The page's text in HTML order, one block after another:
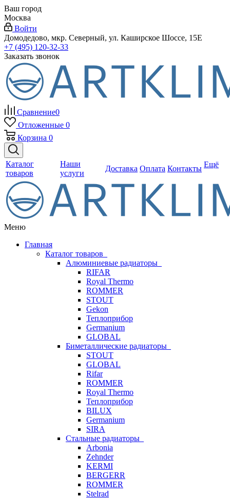
Ваш город
Москва
Войти
Домодедово, мкр. Северный, ул. Каширское Шоссе, 15Е
+7 (495) 120-32-33
Заказать звонок
Сравнение0
Отложенные 0
Корзина 0
Каталог
товаров
Наши
услуги
Доставка Оплата Контакты Ещё
Меню
Главная
Каталог товаров
Алюминиевые радиаторы
RIFAR
Royal Thermo
ROMMER
STOUT
Gekon
Теплоприбор
Germanium
GLOBAL
Биметаллические радиаторы
STOUT
GLOBAL
Rifar
ROMMER
Royal Thermo
Теплоприбор
BILUX
Germanium
SIRA
Стальные радиаторы
Arbonia
Zehnder
KERMI
BERGERR
ROMMER
Stelrad